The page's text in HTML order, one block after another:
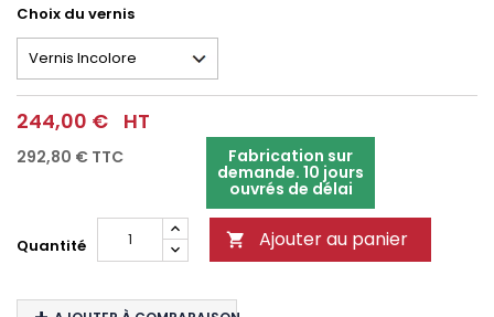
Choix du vernis
244,00 € HT
292,80 € TTC Fabrication sur
demande. 10 jours
ouvrés de délai
Quantité  Ajouter au panier